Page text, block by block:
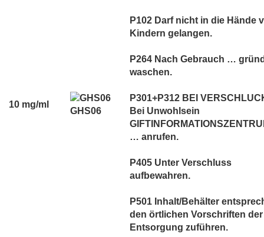
10 mg/ml
GHS06
P102 Darf nicht in die Hände
Kindern gelangen.
P264 Nach Gebrauch …
waschen.
P301+P312 BEI
Bei Unwohlsein
… anrufen.
P405 Unter Verschluss
aufbewahren.
P501 Inhalt/Behälter
den örtlichen Vorschriften der
Entsorgung zuführen.